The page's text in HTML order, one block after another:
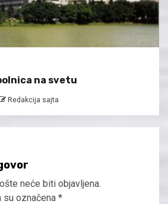
na svetu
Redakcija sajta
neće biti objavljena.
su označena *